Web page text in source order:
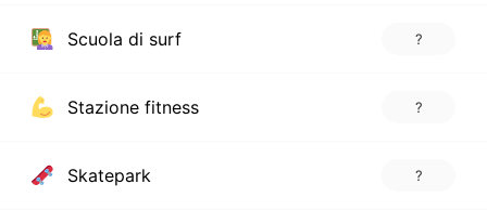
Scuola di surf ?
Stazione fitness ?
Skatepark ?